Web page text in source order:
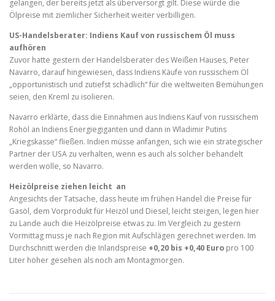
gelangen, der bereits jetzt als überversorgt gilt. Diese würde die
Ölpreise mit ziemlicher Sicherheit weiter verbilligen.
US-Handelsberater: Indiens Kauf von russischem Öl muss
aufhören
Zuvor hatte gestern der Handelsberater des Weißen Hauses, Peter
Navarro, darauf hingewiesen, dass Indiens Käufe von russischem Öl
„opportunistisch und zutiefst schädlich“ für die weltweiten Bemühungen
seien, den Kreml zu isolieren.
Navarro erklärte, dass die Einnahmen aus Indiens Kauf von russischem
Rohöl an Indiens Energiegiganten und dann in Wladimir Putins
„Kriegskasse“ fließen. Indien müsse anfangen, sich wie ein strategischer
Partner der USA zu verhalten, wenn es auch als solcher behandelt
werden wolle, so Navarro.
Heizölpreise ziehen leicht an
Angesichts der Tatsache, dass heute im frühen Handel die Preise für
Gasöl, dem Vorprodukt für Heizöl und Diesel, leicht steigen, legen hier
zu Lande auch die Heizölpreise etwas zu. Im Vergleich zu gestern
Vormittag muss je nach Region mit Aufschlägen gerechnet werden. Im
Durchschnitt werden die Inlandspreise +0,20 bis +0,40 Euro pro 100
Liter höher gesehen als noch am Montagmorgen.